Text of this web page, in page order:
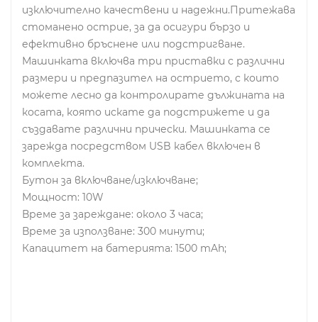
изключително качествени и надежни.Притежава
стоманено острие, за да осигури бързо и
ефективно бръснене или подстригване.
Машинката включва три приставки с различни
размери и предпазител на острието, с които
можете лесно да контролирате дължината на
косата, която искате да подстрижете и да
създавате различни прически. Машинката се
зарежда посредством USB кабел включен в
комплекта.
Бутон за включване/изключване;
Мощност: 10W
Време за зареждане: около 3 часа;
Време за използване: 300 минути;
Капацитет на батерията: 1500 mAh;